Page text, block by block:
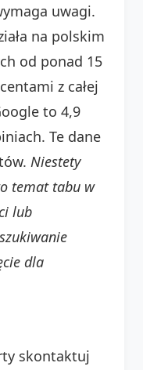
uwagi.
na polskim
od ponad 15
z całej
to 4,9
Te dane
Niestety
temat tabu w
lub
dla
skontaktuj